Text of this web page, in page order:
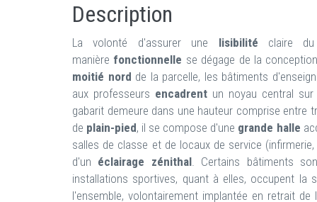
Description
La volonté d'assurer une lisibilité claire
manière fonctionnelle se dégage de la
moitié nord de la parcelle, les bâtiments
aux professeurs encadrent un noyau central
gabarit demeure dans une hauteur comprise entre
de plain-pied, il se compose d'une grande halle
salles de classe et de locaux de service
d'un éclairage zénithal. Certains bâtiments
installations sportives, quant à elles, occupent la
l'ensemble, volontairement implantée en retrait